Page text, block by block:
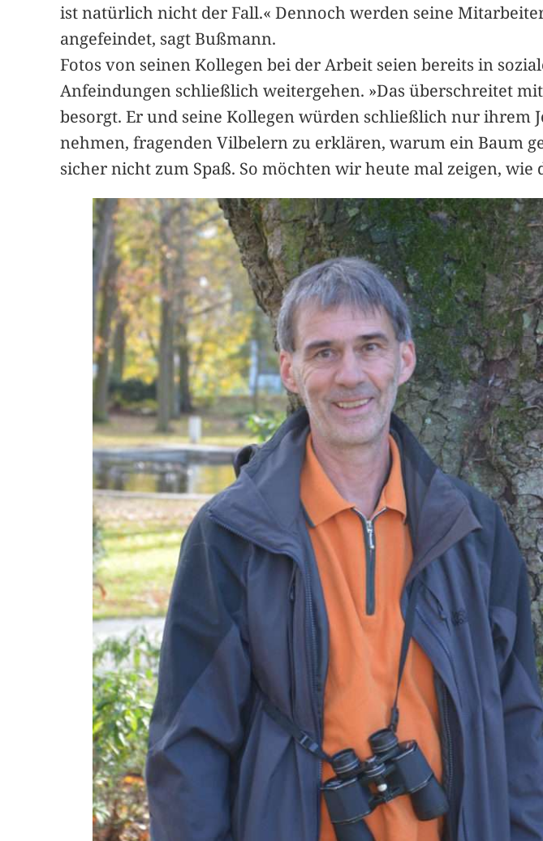
ist natürlich nicht der Fall.« Dennoch werden seine
angefeindet, sagt Bußmann.
Fotos von seinen Kollegen bei der Arbeit seien bereits in
Anfeindungen schließlich weitergehen. »Das überschreitet
besorgt. Er und seine Kollegen würden schließlich nur
nehmen, fragenden Vilbelern zu erklären, warum ein Baum
sicher nicht zum Spaß. So möchten wir heute mal zeigen,